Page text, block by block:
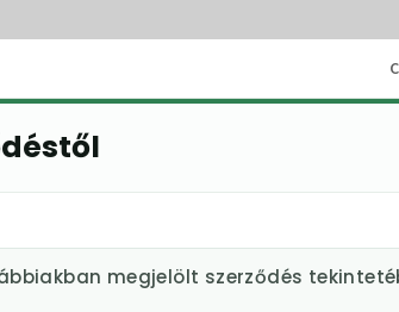
megjelölt szerződés